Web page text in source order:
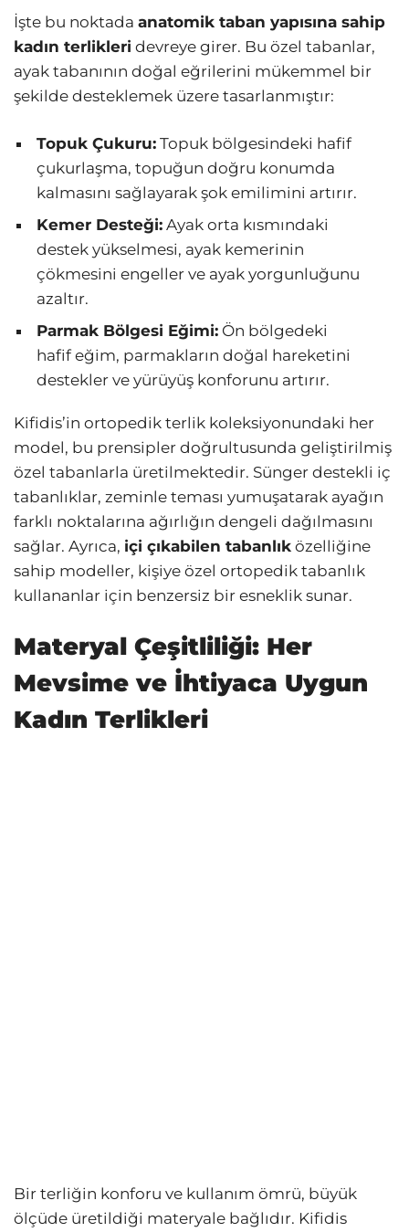
İşte bu noktada anatomik taban yapısına sahip
kadın terlikleri devreye girer. Bu özel tabanlar,
ayak tabanının doğal eğrilerini mükemmel bir
şekilde desteklemek üzere tasarlanmıştır:
Topuk Çukuru: Topuk bölgesindeki hafif
çukurlaşma, topuğun doğru konumda
kalmasını sağlayarak şok emilimini artırır.
Kemer Desteği: Ayak orta kısmındaki
destek yükselmesi, ayak kemerinin
çökmesini engeller ve ayak yorgunluğunu
azaltır.
Parmak Bölgesi Eğimi: Ön bölgedeki
hafif eğim, parmakların doğal hareketini
destekler ve yürüyüş konforunu artırır.
Kifidis’in ortopedik terlik koleksiyonundaki her
model, bu prensipler doğrultusunda geliştirilmiş
özel tabanlarla üretilmektedir. Sünger destekli iç
tabanlıklar, zeminle teması yumuşatarak ayağın
farklı noktalarına ağırlığın dengeli dağılmasını
sağlar. Ayrıca, içi çıkabilen tabanlık özelliğine
sahip modeller, kişiye özel ortopedik tabanlık
kullananlar için benzersiz bir esneklik sunar.
Materyal Çeşitliliği: Her
Mevsime ve İhtiyaca Uygun
Kadın Terlikleri
Bir terliğin konforu ve kullanım ömrü, büyük
ölçüde üretildiği materyale bağlıdır. Kifidis